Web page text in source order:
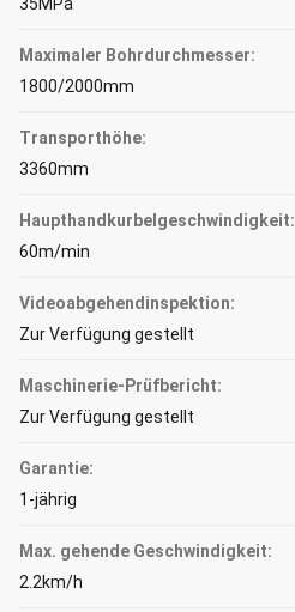
Maximaler Bohrdurchmesser:
1800/2000mm
Transporthöhe:
3360mm
Haupthandkurbelgeschwindigkeit:
60m/min
Videoabgehendinspektion:
Zur Verfügung gestellt
Maschinerie-Prüfbericht:
Zur Verfügung gestellt
Garantie:
1-jährig
Max. gehende Geschwindigkeit:
2.2km/h